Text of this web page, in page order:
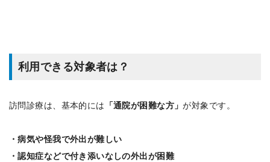
利用できる対象者は？
訪問診療は、基本的には 「通院が困難な方」が対象です。
・病気や怪我で外出が難しい
・認知症などで付き添いなしの外出が困難